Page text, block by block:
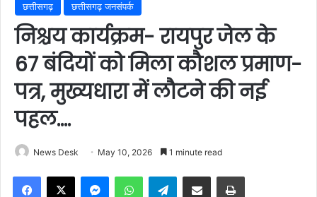
छत्तीसगढ़ छत्तीसगढ़ जनसंपर्क
निश्चय कार्यक्रम- रायपुर जेल के
67 बंदियों को मिला कौशल प्रमाण-
पत्र, मुख्यधारा में लौटने की नई
पहल….
News Desk May 10, 2026 1 minute read
Facebook
X MessengerWhatsAppTelegramShare via Email Print